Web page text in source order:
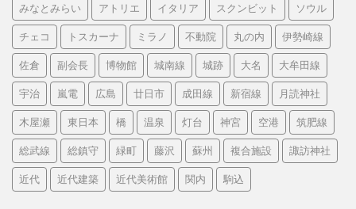
みなとみらい アトリエ イタリア スクンビット ソウル
チェコ トスカーナ ミラノ 不動院 丸の内 伊勢崎線
佐倉 副会長 博物館 城南線 城跡 大名 大牟田線
宇治 嵐電 広島 廿日市 成田線 新宿線 月読神社
木屋瀬 東日本 橋 温泉 灯台 神宮 空港 筑肥線
総武線 総鎮守 緑町 藤沢 蘇州 複合施設 諏訪神社
近代 近代建築 近代美術館 関内 駒込